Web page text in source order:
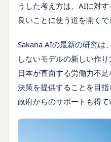
うした考え方は、AIに対
良いことに使う道を開くで
Sakana AIの最新の研究は
しないモデルの新しい作
日本が直面する労働力不
決策を提供することを目
政府からのサポートも得て